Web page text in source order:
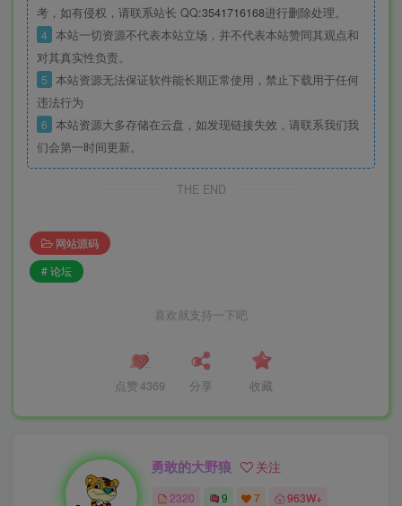
考，如有侵权，请联系站长 QQ:3541716168进行删除处理。
4 本站一切资源不代表本站立场，并不代表本站赞同其观点和
对其真实性负责。
5 本站资源无法保证软件能长期正常使用，禁止下载用于任何
违法行为
6 本站资源大多存储在云盘，如发现链接失效，请联系我们我
们会第一时间更新。
THE END
网站源码
# 论坛
喜欢就支持一下吧
点赞 4369 分享 收藏
勇敢的大野狼 关注
2320 9 7 963W+